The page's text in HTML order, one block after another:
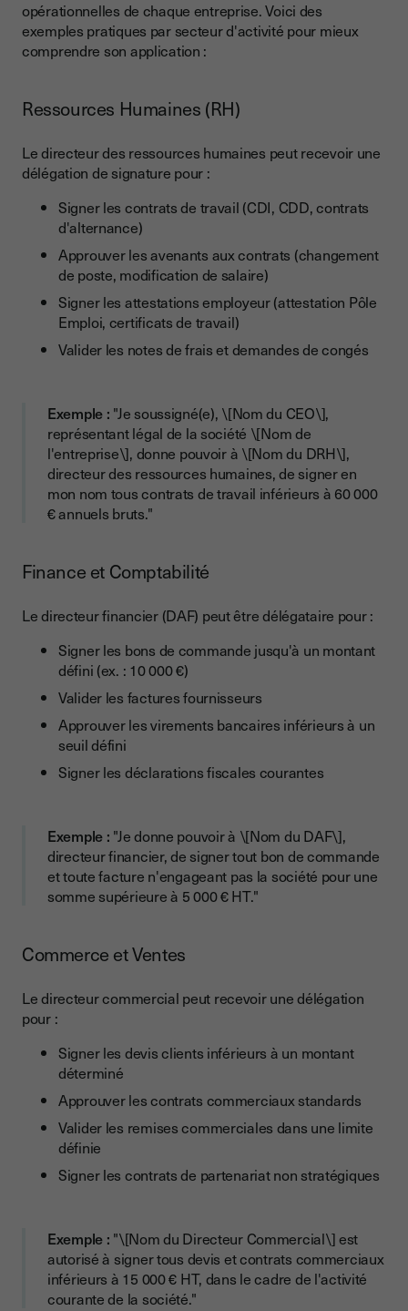
opérationnelles de chaque entreprise. Voici des
exemples pratiques par secteur d'activité pour mieux
comprendre son application :
Ressources Humaines (RH)
Le directeur des ressources humaines peut recevoir une
délégation de signature pour :
Signer les contrats de travail (CDI, CDD, contrats
d'alternance)
Approuver les avenants aux contrats (changement
de poste, modification de salaire)
Signer les attestations employeur (attestation Pôle
Emploi, certificats de travail)
Valider les notes de frais et demandes de congés
Exemple : "Je soussigné(e), \[Nom du CEO\],
représentant légal de la société \[Nom de
l'entreprise\], donne pouvoir à \[Nom du DRH\],
directeur des ressources humaines, de signer en
mon nom tous contrats de travail inférieurs à 60 000
€ annuels bruts."
Finance et Comptabilité
Le directeur financier (DAF) peut être délégataire pour :
Signer les bons de commande jusqu'à un montant
défini (ex. : 10 000 €)
Valider les factures fournisseurs
Approuver les virements bancaires inférieurs à un
seuil défini
Signer les déclarations fiscales courantes
Exemple : "Je donne pouvoir à \[Nom du DAF\],
directeur financier, de signer tout bon de commande
et toute facture n'engageant pas la société pour une
somme supérieure à 5 000 € HT."
Commerce et Ventes
Le directeur commercial peut recevoir une délégation
pour :
Signer les devis clients inférieurs à un montant
déterminé
Approuver les contrats commerciaux standards
Valider les remises commerciales dans une limite
définie
Signer les contrats de partenariat non stratégiques
Exemple : "\[Nom du Directeur Commercial\] est
autorisé à signer tous devis et contrats commerciaux
inférieurs à 15 000 € HT, dans le cadre de l'activité
courante de la société."